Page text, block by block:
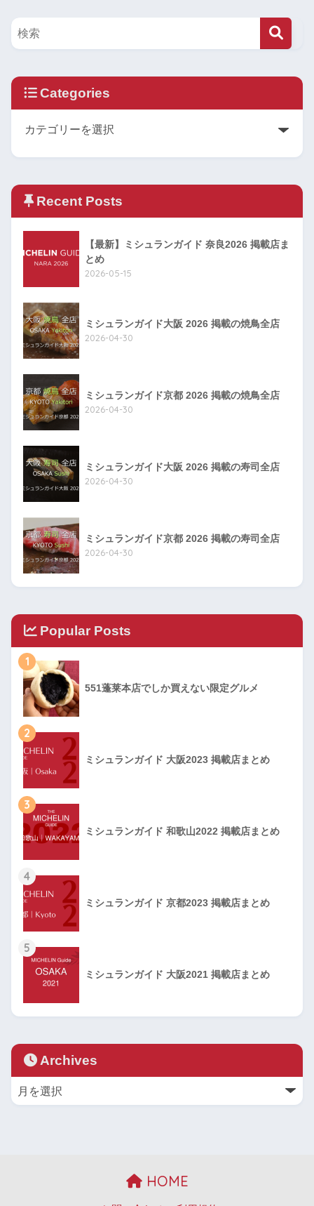
Categories
Recent Posts
【最新】ミシュランガイド 奈良2026 掲載店ま
とめ
2026-05-15
ミシュランガイド大阪 2026 掲載の焼鳥全店
2026-04-30
ミシュランガイド京都 2026 掲載の焼鳥全店
2026-04-30
ミシュランガイド大阪 2026 掲載の寿司全店
2026-04-30
ミシュランガイド京都 2026 掲載の寿司全店
2026-04-30
Popular Posts
1
551蓬莱本店でしか買えない限定グルメ
2
ミシュランガイド 大阪2023 掲載店まとめ
3
ミシュランガイド 和歌山2022 掲載店まとめ
4
ミシュランガイド 京都2023 掲載店まとめ
5
ミシュランガイド 大阪2021 掲載店まとめ
Archives
HOME